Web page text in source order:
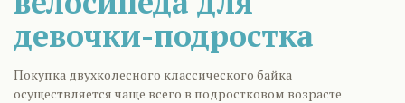
девочки-подростка
Покупка двухколесного классического байка
осуществляется чаще всего в подростковом возрасте